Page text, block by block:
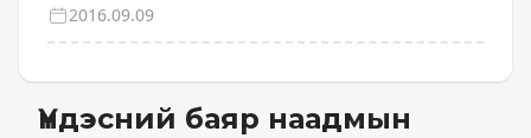
2016.09.09
Үндэсний баяр наадмын